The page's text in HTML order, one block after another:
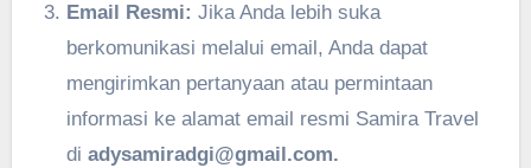
Email Resmi: Jika Anda lebih suka
berkomunikasi melalui email, Anda dapat
mengirimkan pertanyaan atau permintaan
informasi ke alamat email resmi Samira Travel
di adysamiradgi@gmail.com.